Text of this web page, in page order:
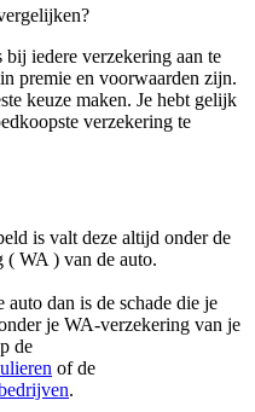
iedere verzekering aan te
premie en voorwaarden zijn.
keuze maken. Je hebt gelijk
verzekering te
is valt deze altijd onder de
( WA ) van de auto.
auto dan is de schade die je
je WA-verzekering van je
de
of de
.